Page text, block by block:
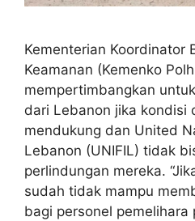
Kementerian Koordinator
Keamanan (Kemenko
mempertimbangkan
dari Lebanon jika kondisi
mendukung dan United
Lebanon (UNIFIL) tidak
perlindungan mereka.
sudah tidak mampu
bagi personel pemelihara